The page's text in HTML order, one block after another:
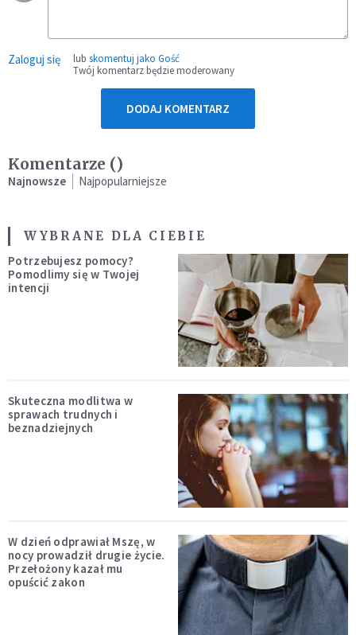
Zaloguj się lub skomentuj jako Gość
Twój komentarz będzie moderowany
DODAJ KOMENTARZ
Komentarze ()
Najnowsze Najpopularniejsze
WYBRANE DLA CIEBIE
Potrzebujesz pomocy?
Pomodlimy się w Twojej
intencji
Skuteczna modlitwa w
sprawach trudnych i
beznadziejnych
W dzień odprawiał Mszę, w
nocy prowadził drugie życie.
Przełożony kazał mu
opuścić zakon